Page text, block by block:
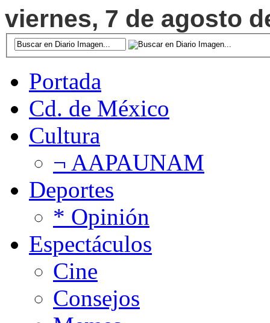
viernes, 7 de agosto
Portada
Cd. de México
Cultura
¬ AAPAUNAM
Deportes
* Opinión
Espectáculos
Cine
Consejos